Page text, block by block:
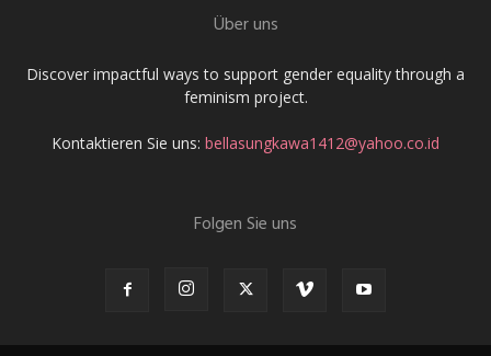
Über uns
Discover impactful ways to support gender equality through a
feminism project.
Kontaktieren Sie uns: bellasungkawa1412@yahoo.co.id
Folgen Sie uns